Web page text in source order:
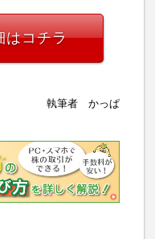
はコチラ
執筆者 かっぱ